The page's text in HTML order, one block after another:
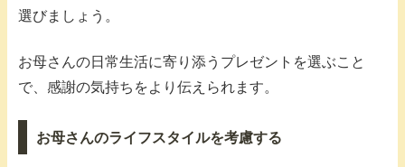
選びましょう。
お母さんの日常生活に寄り添うプレゼントを選ぶこと
で、感謝の気持ちをより伝えられます。
お母さんのライフスタイルを考慮する